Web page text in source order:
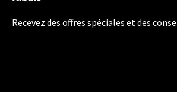
Recevez des offres spéciales et des